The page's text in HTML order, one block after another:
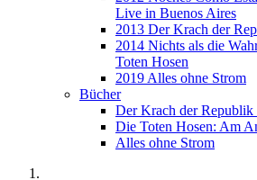
Live in Buenos Aires
2013 Der Krach der
2014 Nichts als die
Toten Hosen
2019 Alles ohne Strom
Bücher
Der Krach der
Die Toten Hosen: Am
Alles ohne Strom